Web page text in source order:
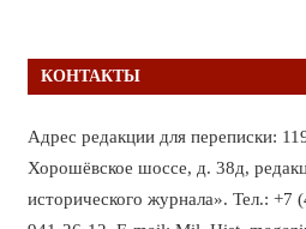
КОНТАКТЫ
Адрес редакции для переписки:
Хорошёвское шоссе, д. 38д,
исторического журнала». Тел.: